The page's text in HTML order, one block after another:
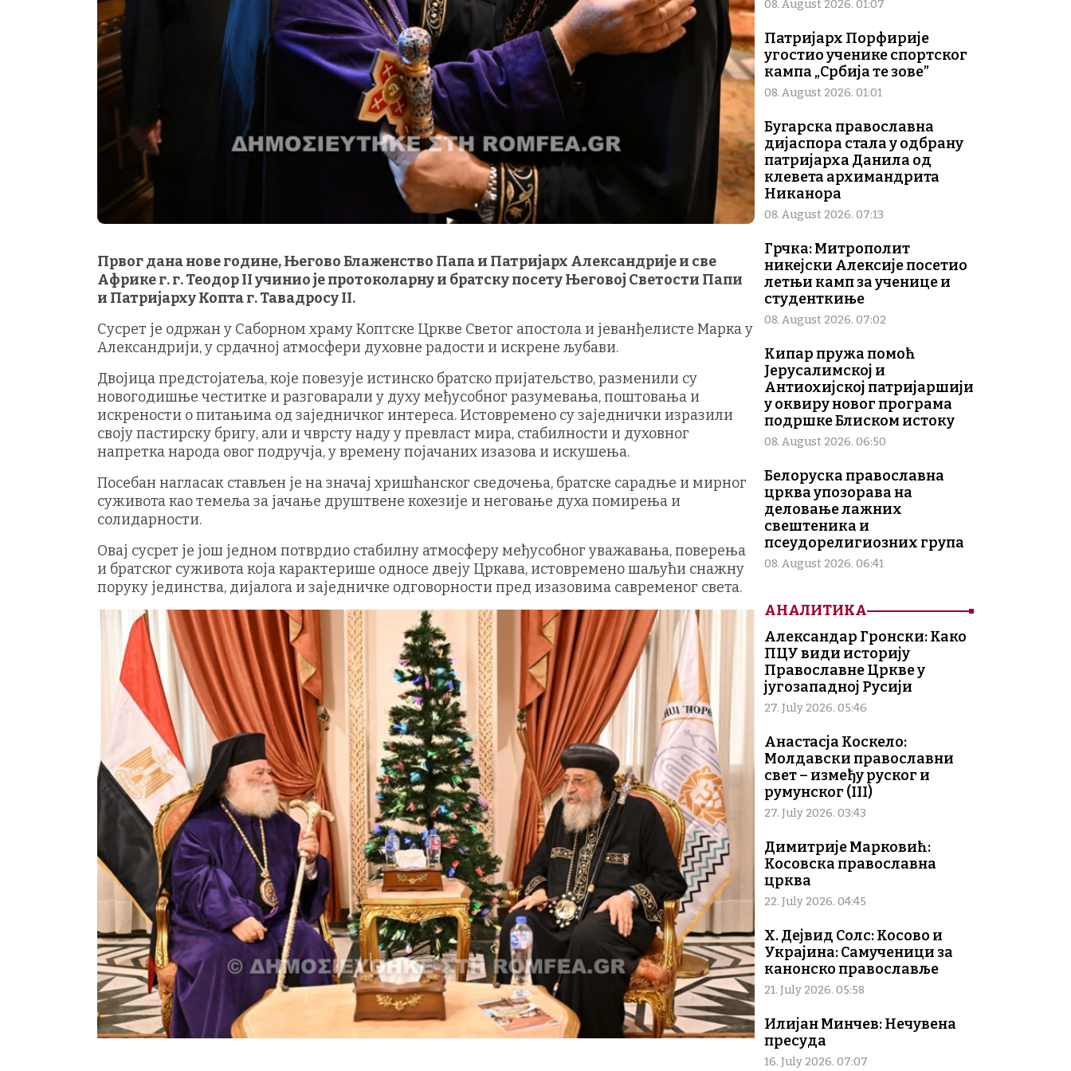
Првог дана нове године, Његово Блаженство Папа и Патријарх Александрије и све
Африке г. г. Теодор II учинио је протоколарну и братску посету Његовој Светости Папи
и Патријарху Копта г. Тавадросу II.
Сусрет је одржан у Саборном храму Коптске Цркве Светог апостола и јеванђелисте Марка у
Александрији, у срдачној атмосфери духовне радости и искрене љубави.
Двојица предстојатеља, које повезује истинско братско пријатељство, разменили су
новогодишње честитке и разговарали у духу међусобног разумевања, поштовања и
искрености о питањима од заједничког интереса. Истовремено су заједнички изразили
своју пастирску бригу, али и чврсту наду у превласт мира, стабилности и духовног
напретка народа овог подручја, у времену појачаних изазова и искушења.
Посебан нагласак стављен је на значај хришћанског сведочења, братске сарадње и мирног
суживота као темеља за јачање друштвене кохезије и неговање духа помирења и
солидарности.
Овај сусрет је још једном потврдио стабилну атмосферу међусобног уважавања, поверења
и братског суживота која карактерише односе двеју Цркава, истовремено шаљући снажну
поруку јединства, дијалога и заједничке одговорности пред изазовима савременог света.
08. August 2026. 01:07
Патријарх Порфирије
угостио ученике спортског
кампа „Србија те зове”
08. August 2026. 01:01
Бугарска православна
дијаспора стала у одбрану
патријарха Данила од
клевета архимандрита
Никанора
08. August 2026. 07:13
Грчка: Митрополит
никејски Алексије посетио
летњи камп за ученице и
студенткиње
08. August 2026. 07:02
Кипар пружа помоћ
Јерусалимској и
Антиохијској патријаршији
у оквиру новог програма
подршке Блиском истоку
08. August 2026. 06:50
Белоруска православна
црква упозорава на
деловање лажних
свештеника и
псеудорелигиозних група
08. August 2026. 06:41
АНАЛИТИКА
Александар Гронски: Како
ПЦУ види историју
Православне Цркве у
југозападној Русији
27. July 2026. 05:46
Анастасја Коскело:
Молдавски православни
свет – између руског и
румунског (III)
27. July 2026. 03:43
Димитрије Марковић:
Косовска православна
црква
22. July 2026. 04:45
Х. Дејвид Солс: Косово и
Украјина: Самученици за
канонско православље
21. July 2026. 05:58
Илијан Минчев: Нечувена
пресуда
16. July 2026. 07:07